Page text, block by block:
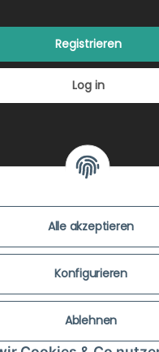
Alle akzeptieren
Konfigurieren
Ablehnen
Registrieren
Log in